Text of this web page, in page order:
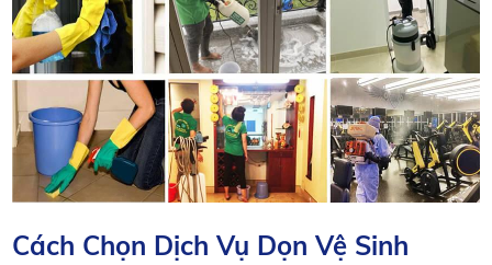
Cách ⁢Chọn Dịch Vụ⁢ Dọn Vệ Sinh